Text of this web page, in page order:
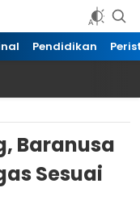
Pendidikan
Baranusa
Sesuai